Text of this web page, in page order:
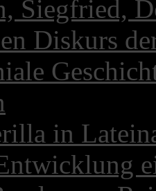
Siegfried,
Diskurs
in